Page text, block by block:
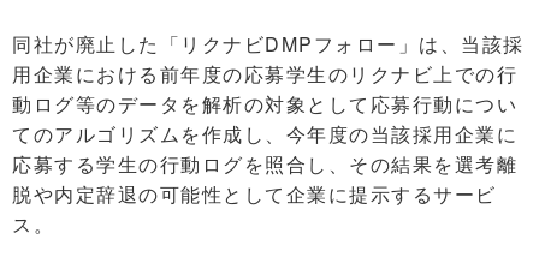
同社が廃止した「リクナビDMPフォロー」は、当該採
用企業における前年度の応募学生のリクナビ上での行
動ログ等のデータを解析の対象として応募行動につい
てのアルゴリズムを作成し、今年度の当該採用企業に
応募する学生の行動ログを照合し、その結果を選考離
脱や内定辞退の可能性として企業に提示するサービ
ス。